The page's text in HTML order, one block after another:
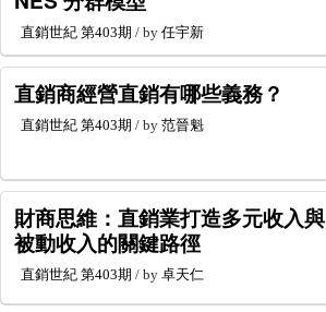
直銷世紀 第403期 / by 任宇新
直銷商經營直銷有哪些義務？
直銷世紀 第403期 / by 范晉魁
財商思維：直銷業打造多元收入與
被動收入的關鍵路徑
直銷世紀 第403期 / by 卓天仁